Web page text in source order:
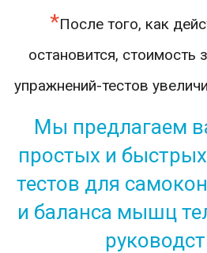
*После того, как
остановится, стоимость
упражнений-тестов
Мы предлагаем
простых и
тестов для
и баланса мышц